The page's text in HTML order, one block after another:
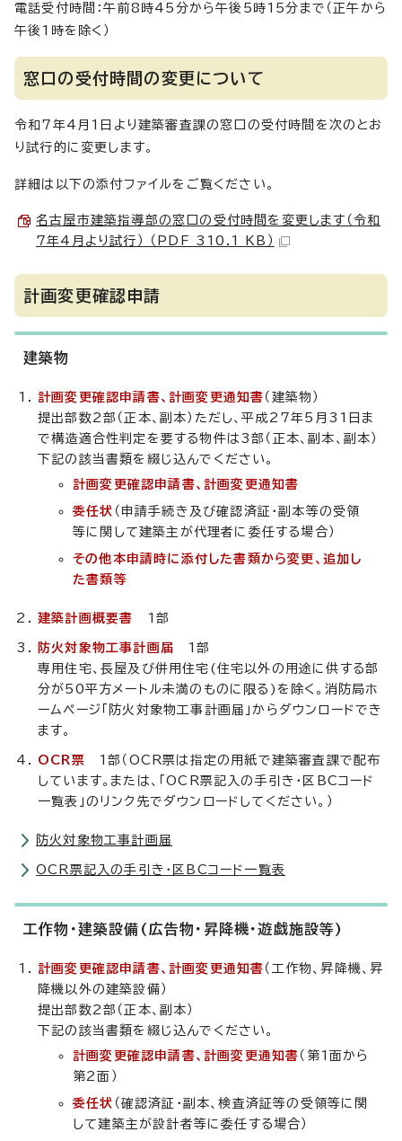
電話受付時間：午前8時45分から午後5時15分まで（正午から
午後1時を除く）
窓口の受付時間の変更について
令和7年4月1日より建築審査課の窓口の受付時間を次のとお
り試行的に変更します。
詳細は以下の添付ファイルをご覧ください。
名古屋市建築指導部の窓口の受付時間を変更します（令和
7年4月より試行） （PDF 310.1 KB）
計画変更確認申請
建築物
計画変更確認申請書、計画変更通知書 （建築物）
提出部数2部（正本、副本）ただし、平成27年5月31日ま
で構造適合性判定を要する物件は3部（正本、副本、副本）
下記の該当書類を綴じ込んでください。
計画変更確認申請書、計画変更通知書
委任状 （申請手続き及び確認済証・副本等の受領
等に関して建築主が代理者に委任する場合）
その他本申請時に添付した書類から変更、追加し
た書類等
建築計画概要書 1部
防火対象物工事計画届 1部
専用住宅、長屋及び併用住宅(住宅以外の用途に供する部
分が50平方メートル未満のものに限る)を除く。消防局ホ
ームページ「防火対象物工事計画届」からダウンロードでき
ます。
OCR票 1部（OCR票は指定の用紙で建築審査課で配布
しています。または、「OCR票記入の手引き・区BCコード
一覧表」のリンク先でダウンロードしてください。）
防火対象物工事計画届
OCR票記入の手引き・区BCコード一覧表
工作物・建築設備(広告物・昇降機・遊戯施設等)
計画変更確認申請書、計画変更通知書 （工作物、昇降機、昇
降機以外の建築設備）
提出部数2部（正本、副本）
下記の該当書類を綴じ込んでください。
計画変更確認申請書、計画変更通知書 （第1面から
第2面）
委任状 （確認済証・副本、検査済証等の受領等に関
して建築主が設計者等に委任する場合）